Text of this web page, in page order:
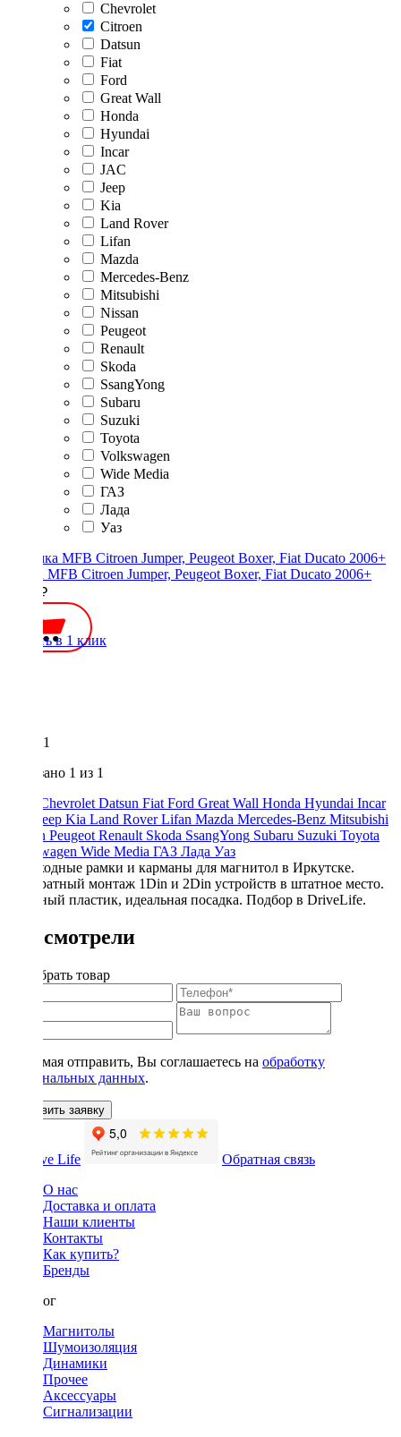
Chevrolet
Citroen
Datsun
Fiat
Ford
Great Wall
Honda
Hyundai
Incar
JAC
Jeep
Kia
Land Rover
Lifan
Mazda
Mercedes-Benz
Mitsubishi
Nissan
Peugeot
Renault
Skoda
SsangYong
Subaru
Suzuki
Toyota
Volkswagen
Wide Media
ГАЗ
Лада
Уаз
Рамка MFB Citroen Jumper, Peugeot Boxer, Fiat Ducato 2006+
2300 ₽
Купить в 1 клик
1
Показано 1 из 1
Chevrolet Datsun Fiat Ford Great Wall Honda Hyundai Incar
Jeep Kia Land Rover Lifan Mazda Mercedes-Benz Mitsubishi
Nissan Peugeot Renault Skoda SsangYong Subaru Suzuki Toyota
Volkswagen Wide Media ГАЗ Лада Уаз
Переходные рамки и карманы для магнитол в Иркутске.
Аккуратный монтаж 1Din и 2Din устройств в штатное место.
Прочный пластик, идеальная посадка. Подбор в DriveLife.
Вы смотрели
Подобрать товар
Нажимая отправить, Вы соглашаетесь на обработку
персональных данных.
Оставить заявку
Обратная связь
О нас
Доставка и оплата
Наши клиенты
Контакты
Как купить?
Бренды
Каталог
Магнитолы
Шумоизоляция
Динамики
Прочее
Аксессуары
Сигнализации